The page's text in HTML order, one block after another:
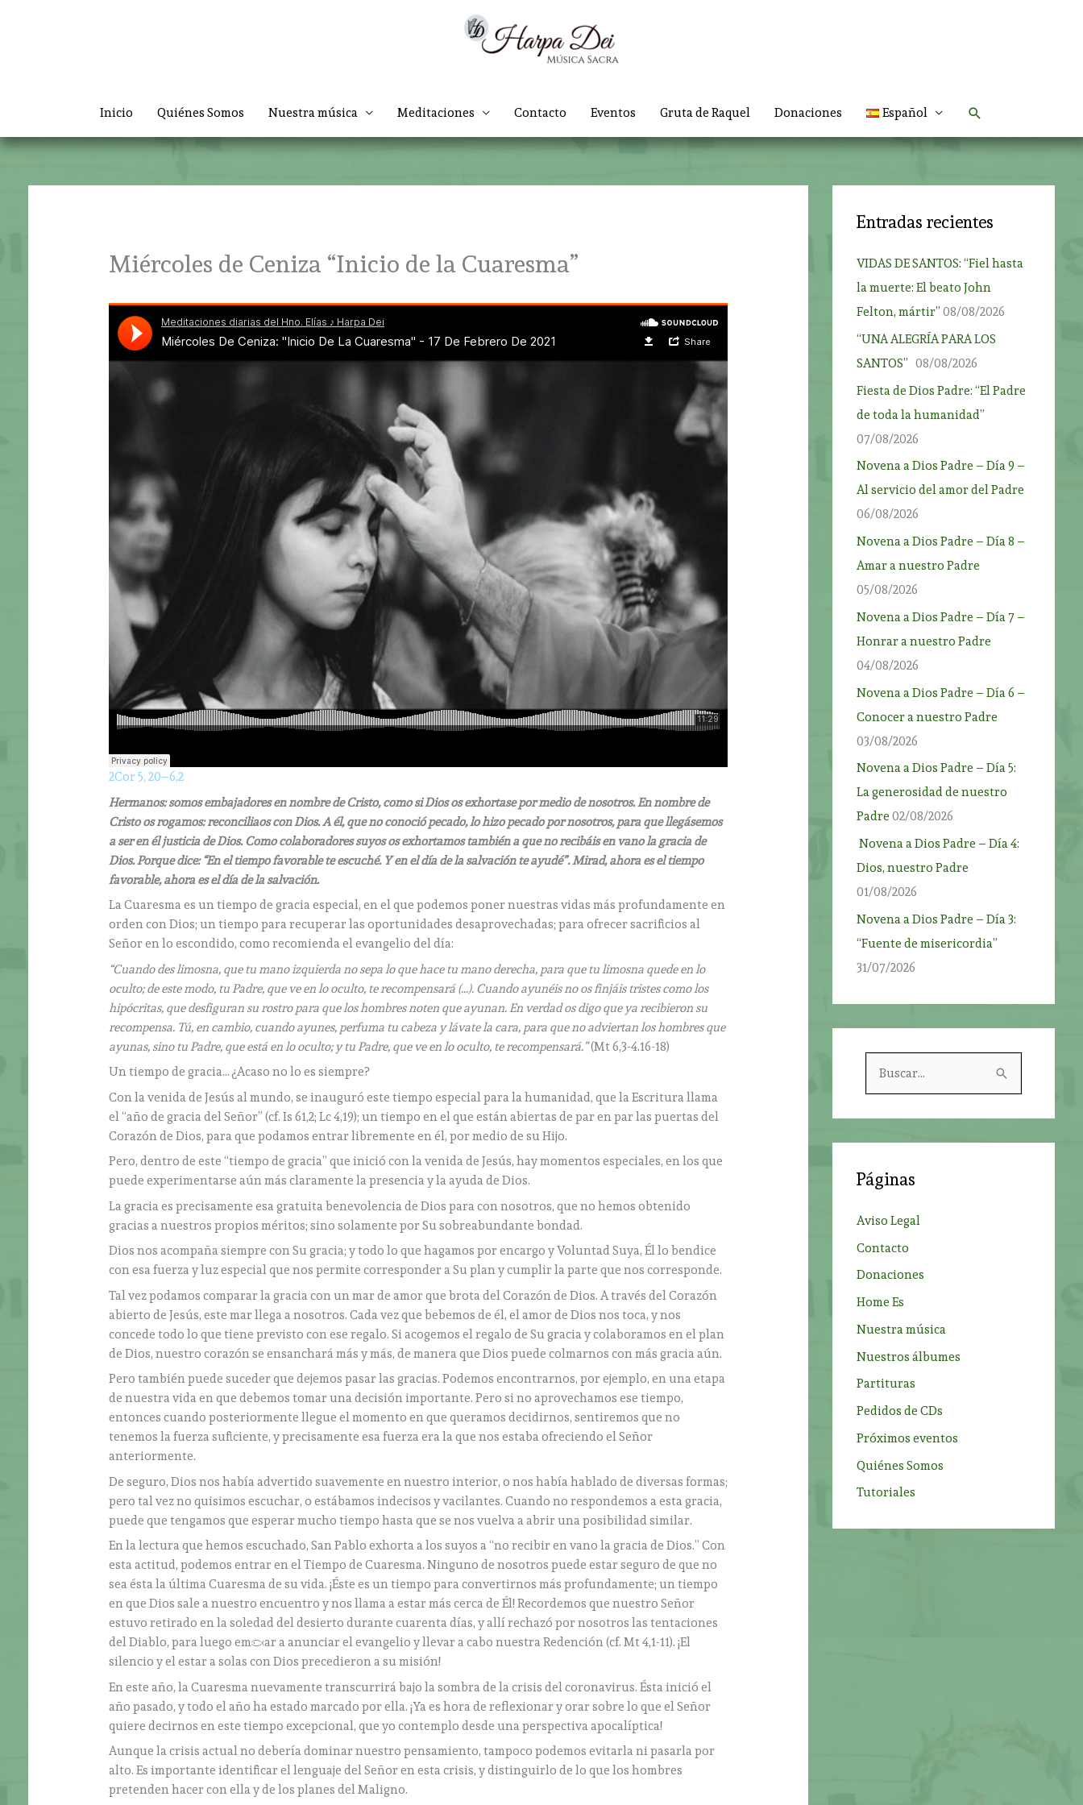
Inicio Quiénes Somos Nuestra música Meditaciones Contacto Eventos Gruta de Raquel Donaciones Español Buscar
Miércoles de Ceniza “Inicio de la Cuaresma”
2Cor 5, 20–6,2
Hermanos: somos embajadores en nombre de Cristo, como si Dios os exhortase por medio de nosotros. En nombre de
Cristo os rogamos: reconciliaos con Dios. A él, que no conoció pecado, lo hizo pecado por nosotros, para que llegásemos
a ser en él justicia de Dios. Como colaboradores suyos os exhortamos también a que no recibáis en vano la gracia de
Dios. Porque dice: “En el tiempo favorable te escuché. Y en el día de la salvación te ayudé”. Mirad, ahora es el tiempo
favorable, ahora es el día de la salvación.
La Cuaresma es un tiempo de gracia especial, en el que podemos poner nuestras vidas más profundamente en
orden con Dios; un tiempo para recuperar las oportunidades desaprovechadas; para ofrecer sacrificios al
Señor en lo escondido, como recomienda el evangelio del día:
“Cuando des limosna, que tu mano izquierda no sepa lo que hace tu mano derecha, para que tu limosna quede en lo
oculto; de este modo, tu Padre, que ve en lo oculto, te recompensará (…). Cuando ayunéis no os finjáis tristes como los
hipócritas, que desfiguran su rostro para que los hombres noten que ayunan. En verdad os digo que ya recibieron su
recompensa. Tú, en cambio, cuando ayunes, perfuma tu cabeza y lávate la cara, para que no adviertan los hombres que
ayunas, sino tu Padre, que está en lo oculto; y tu Padre, que ve en lo oculto, te recompensará.”(Mt 6,3-4.16-18)
Un tiempo de gracia… ¿Acaso no lo es siempre?
Con la venida de Jesús al mundo, se inauguró este tiempo especial para la humanidad, que la Escritura llama
el “año de gracia del Señor” (cf. Is 61,2; Lc 4,19); un tiempo en el que están abiertas de par en par las puertas del
Corazón de Dios, para que podamos entrar libremente en él, por medio de su Hijo.
Pero, dentro de este “tiempo de gracia” que inició con la venida de Jesús, hay momentos especiales, en los que
puede experimentarse aún más claramente la presencia y la ayuda de Dios.
La gracia es precisamente esa gratuita benevolencia de Dios para con nosotros, que no hemos obtenido
gracias a nuestros propios méritos; sino solamente por Su sobreabundante bondad.
Dios nos acompaña siempre con Su gracia; y todo lo que hagamos por encargo y Voluntad Suya, Él lo bendice
con esa fuerza y luz especial que nos permite corresponder a Su plan y cumplir la parte que nos corresponde.
Tal vez podamos comparar la gracia con un mar de amor que brota del Corazón de Dios. A través del Corazón
abierto de Jesús, este mar llega a nosotros. Cada vez que bebemos de él, el amor de Dios nos toca, y nos
concede todo lo que tiene previsto con ese regalo. Si acogemos el regalo de Su gracia y colaboramos en el plan
de Dios, nuestro corazón se ensanchará más y más, de manera que Dios puede colmarnos con más gracia aún.
Pero también puede suceder que dejemos pasar las gracias. Podemos encontrarnos, por ejemplo, en una etapa
de nuestra vida en que debemos tomar una decisión importante. Pero si no aprovechamos ese tiempo,
entonces cuando posteriormente llegue el momento en que queramos decidirnos, sentiremos que no
tenemos la fuerza suficiente, y precisamente esa fuerza era la que nos estaba ofreciendo el Señor
anteriormente.
De seguro, Dios nos había advertido suavemente en nuestro interior, o nos había hablado de diversas formas;
pero tal vez no quisimos escuchar, o estábamos indecisos y vacilantes. Cuando no respondemos a esta gracia,
puede que tengamos que esperar mucho tiempo hasta que se nos vuelva a abrir una posibilidad similar.
En la lectura que hemos escuchado, San Pablo exhorta a los suyos a “no recibir en vano la gracia de Dios.” Con
esta actitud, podemos entrar en el Tiempo de Cuaresma. Ninguno de nosotros puede estar seguro de que no
sea ésta la última Cuaresma de su vida. ¡Éste es un tiempo para convertirnos más profundamente; un tiempo
en que Dios sale a nuestro encuentro y nos llama a estar más cerca de Él! Recordemos que nuestro Señor
estuvo retirado en la soledad del desierto durante cuarenta días, y allí rechazó por nosotros las tentaciones
del Diablo, para luego empezar a anunciar el evangelio y llevar a cabo nuestra Redención (cf. Mt 4,1-11). ¡El
silencio y el estar a solas con Dios precedieron a su misión!
En este año, la Cuaresma nuevamente transcurrirá bajo la sombra de la crisis del coronavirus. Ésta inició el
año pasado, y todo el año ha estado marcado por ella. ¡Ya es hora de reflexionar y orar sobre lo que el Señor
quiere decirnos en este tiempo excepcional, que yo contemplo desde una perspectiva apocalíptica!
Aunque la crisis actual no debería dominar nuestro pensamiento, tampoco podemos evitarla ni pasarla por
alto. Es importante identificar el lenguaje del Señor en esta crisis, y distinguirlo de lo que los hombres
pretenden hacer con ella y de los planes del Maligno.
Entradas recientes
VIDAS DE SANTOS: “Fiel hasta
la muerte: El beato John
Felton, mártir” 08/08/2026
“UNA ALEGRÍA PARA LOS
SANTOS” 08/08/2026
Fiesta de Dios Padre: “El Padre
de toda la humanidad”
07/08/2026
Novena a Dios Padre – Día 9 –
Al servicio del amor del Padre
06/08/2026
Novena a Dios Padre – Día 8 –
Amar a nuestro Padre
05/08/2026
Novena a Dios Padre – Día 7 –
Honrar a nuestro Padre
04/08/2026
Novena a Dios Padre – Día 6 –
Conocer a nuestro Padre
03/08/2026
Novena a Dios Padre – Día 5:
La generosidad de nuestro
Padre 02/08/2026
Novena a Dios Padre – Día 4:
Dios, nuestro Padre
01/08/2026
Novena a Dios Padre – Día 3:
“Fuente de misericordia”
31/07/2026
r
:
Páginas
Aviso Legal
Contacto
Donaciones
Home Es
Nuestra música
Nuestros álbumes
Partituras
Pedidos de CDs
Próximos eventos
Quiénes Somos
Tutoriales